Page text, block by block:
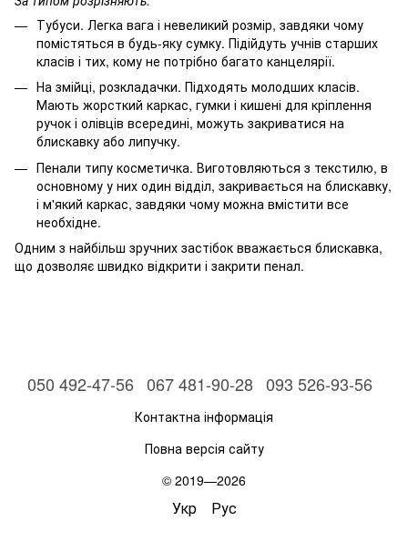
Тубуси. Легка вага і невеликий розмір, завдяки чому
помістяться в будь-яку сумку. Підійдуть учнів старших
класів і тих, кому не потрібно багато канцелярії.
На змійці, розкладачки. Підходять молодших класів.
Мають жорсткий каркас, гумки і кишені для кріплення
ручок і олівців всередині, можуть закриватися на
блискавку або липучку.
Пенали типу косметичка. Виготовляються з текстилю, в
основному у них один відділ, закривається на блискавку,
і м'який каркас, завдяки чому можна вмістити все
необхідне.
Одним з найбільш зручних застібок вважається блискавка,
що дозволяє швидко відкрити і закрити пенал.
050 492-47-56 067 481-90-28 093 526-93-56
Контактна інформація
Повна версія сайту
© 2019—2026
Укр Рус